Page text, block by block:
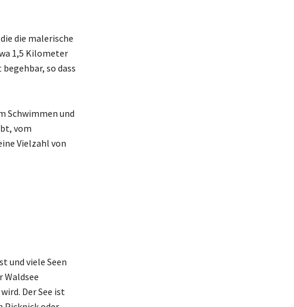
die malerische
1,5 Kilometer
so dass
Schwimmen und
vom
Vielzahl von
und viele Seen
Waldsee
Der See ist